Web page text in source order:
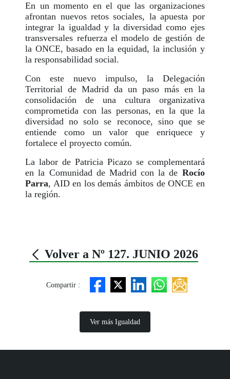
En un momento en el que las organizaciones
afrontan nuevos retos sociales, la apuesta por
integrar la igualdad y la diversidad como ejes
transversales refuerza el modelo de gestión de
la ONCE, basado en la equidad, la inclusión y
la responsabilidad social.
Con este nuevo impulso, la Delegación
Territorial de Madrid da un paso más en la
consolidación de una cultura organizativa
comprometida con las personas, en la que la
diversidad no solo se reconoce, sino que se
entiende como un valor que enriquece y
fortalece el proyecto común.
La labor de Patricia Picazo se complementará
en la Comunidad de Madrid con la de Rocío
Parra, AID en los demás ámbitos de ONCE en
la región.
Volver a Nº 127. JUNIO 2026
Compartir :
Ver más Igualdad